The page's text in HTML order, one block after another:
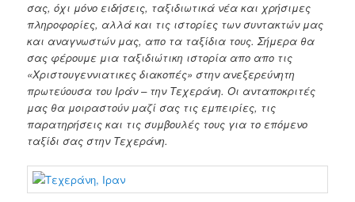
σας, όχι μόνο ειδήσεις, ταξιδιωτικά νέα και χρήσιμες
πληροφορίες, αλλά και τις ιστορίες των συντακτών μας
και αναγνωστών μας, απο τα ταξίδια τους. Σήμερα θα
σας φέρουμε μια ταξιδιώτικη ιστορία απο απο τις
«Χριστουγεννιατικες διακοπές» στην ανεξερεύνητη
πρωτεύουσα του Ιράν – την Τεχεράνη. Οι ανταποκριτές
μας θα μοιραστούν μαζί σας τις εμπειρίες, τις
παρατηρήσεις και τις συμβουλές τους για το επόμενο
ταξίδι σας στην Τεχεράνη.